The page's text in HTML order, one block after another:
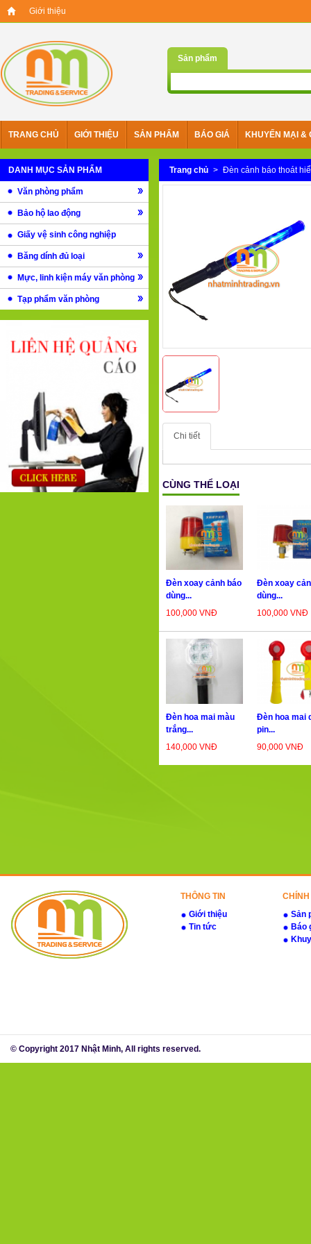
Giới thiệu
Sản phẩm
TRANG CHỦ GIỚI THIỆU SẢN PHẨM BÁO GIÁ KHUYẾN MẠI &
DANH MỤC SẢN PHẨM
Văn phòng phẩm
Bảo hộ lao động
Giấy vệ sinh công nghiệp
Băng dính đủ loại
Mực, linh kiện máy văn phòng
Tạp phẩm văn phòng
Trang chủ > Đèn cảnh báo thoát
Chi tiết
CÙNG THỂ LOẠI
Đèn xoay cảnh báo
dùng...
100,000 VNĐ
Đèn xoay
dùng...
100,000 VNĐ
Đèn hoa mai màu
trắng...
140,000 VNĐ
Đèn hoa mai
pin...
90,000 VNĐ
THÔNG TIN
Giới thiệu
Tin tức
Sản
Báo
© Copyright 2017 Nhật Minh, All rights reserved.